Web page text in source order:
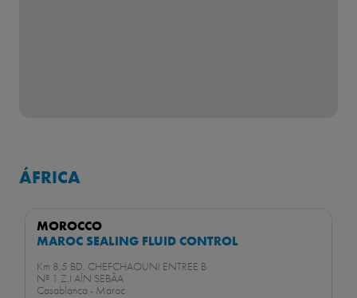
ÁFRICA
MOROCCO
MAROC SEALING FLUID CONTROL
Km 8,5 BD. CHEFCHAOUNI ENTREE B
Nª 1 Z.I AÏN SEBÂA
Casablanca - Maroc